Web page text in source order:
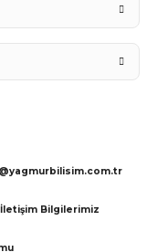
İletişim Bilgilerimiz